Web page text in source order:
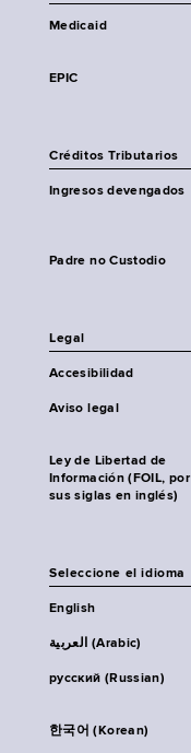
Medicaid
EPIC
Créditos Tributarios
Ingresos devengados
Padre no Custodio
Legal
Accesibilidad
Aviso legal
Ley de Libertad de
Información (FOIL, por
sus siglas en inglés)
Seleccione el idioma
English
العربية (Arabic)
русский (Russian)
한국어 (Korean)